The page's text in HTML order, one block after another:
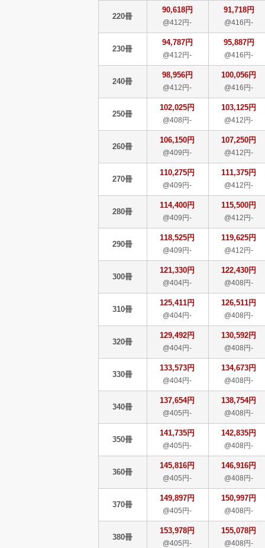
220冊
90,618円
@412円-
91,718円
@416円-
230冊
94,787円
@412円-
95,887円
@416円-
240冊
98,956円
@412円-
100,056円
@416円-
250冊
102,025円
@408円-
103,125円
@412円-
260冊
106,150円
@409円-
107,250円
@412円-
270冊
110,275円
@409円-
111,375円
@412円-
280冊
114,400円
@409円-
115,500円
@412円-
290冊
118,525円
@409円-
119,625円
@412円-
300冊
121,330円
@404円-
122,430円
@408円-
310冊
125,411円
@404円-
126,511円
@408円-
320冊
129,492円
@404円-
130,592円
@408円-
330冊
133,573円
@404円-
134,673円
@408円-
340冊
137,654円
@405円-
138,754円
@408円-
350冊
141,735円
@405円-
142,835円
@408円-
360冊
145,816円
@405円-
146,916円
@408円-
370冊
149,897円
@405円-
150,997円
@408円-
380冊
153,978円
@405円-
155,078円
@408円-